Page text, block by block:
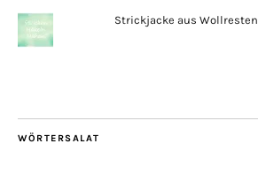
Strickjacke aus Wollresten
WÖRTERSALAT